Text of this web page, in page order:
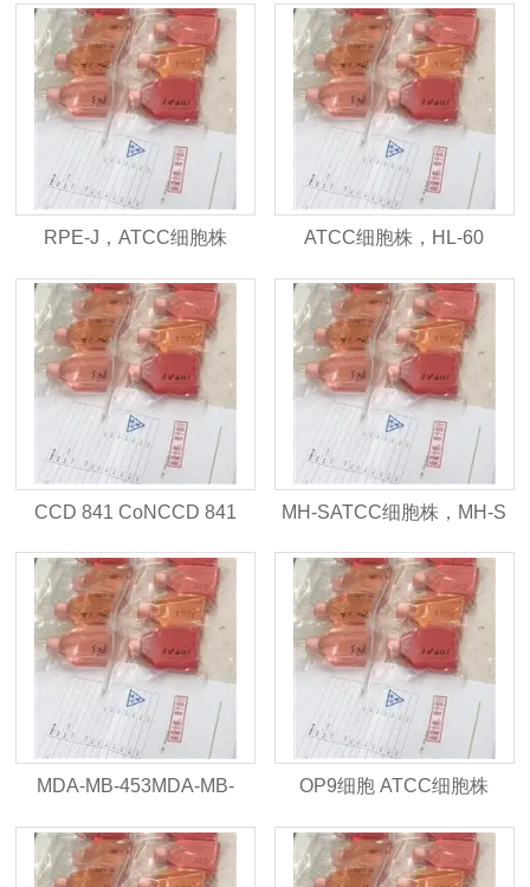
RPE-J，ATCC细胞株 ATCC细胞株，HL-60
CCD 841 CoNCCD 841
CoN，ATCC细胞株
MH-SATCC细胞株，MH-S
MDA-MB-453MDA-MB-
453，ATCC细胞株
OP9细胞 ATCC细胞株